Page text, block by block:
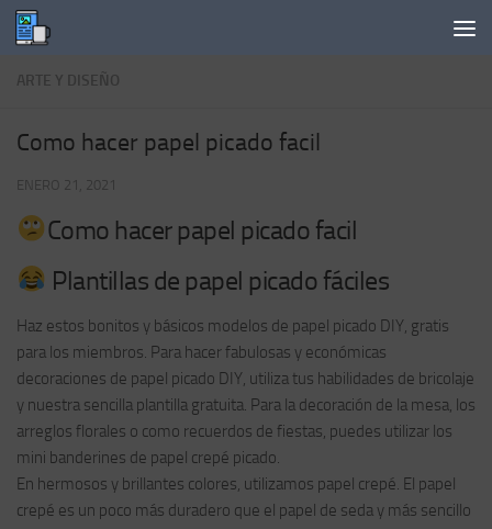
Saltar al contenido
ARTE Y DISEÑO
Como hacer papel picado facil
ENERO 21, 2021
Como hacer papel picado facil
Plantillas de papel picado fáciles
Haz estos bonitos y básicos modelos de papel picado DIY, gratis
para los miembros. Para hacer fabulosas y económicas
decoraciones de papel picado DIY, utiliza tus habilidades de bricolaje
y nuestra sencilla plantilla gratuita. Para la decoración de la mesa, los
arreglos florales o como recuerdos de fiestas, puedes utilizar los
mini banderines de papel crepé picado.
En hermosos y brillantes colores, utilizamos papel crepé. El papel
crepé es un poco más duradero que el papel de seda y más sencillo